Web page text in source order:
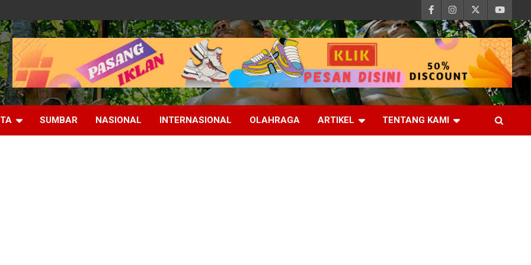
SUMBAR NASIONAL INTERNASIONAL OLAHRAGA ARTIKEL TENTANG KAMI